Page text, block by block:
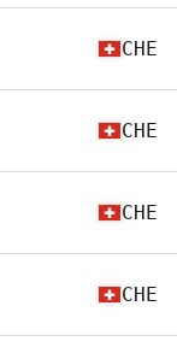
CHE
CHE
CHE
CHE